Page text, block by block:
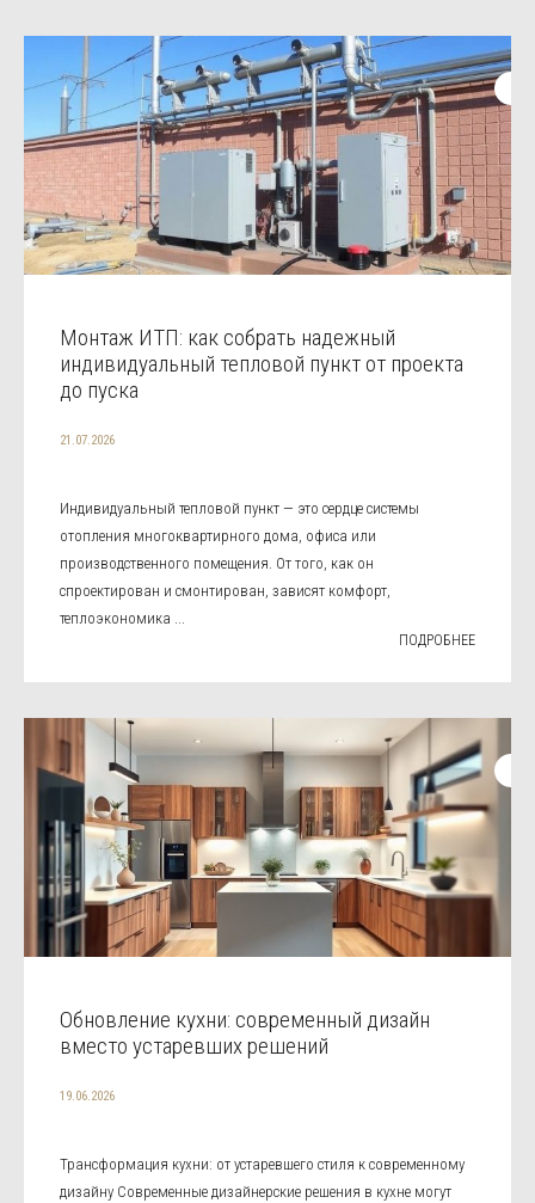
Монтаж ИТП: как собрать надежный
индивидуальный тепловой пункт от проекта
до пуска
21.07.2026
Индивидуальный тепловой пункт — это сердце системы
отопления многоквартирного дома, офиса или
производственного помещения. От того, как он
спроектирован и смонтирован, зависят комфорт,
теплоэкономика ...
ПОДРОБНЕЕ
Обновление кухни: современный дизайн
вместо устаревших решений
19.06.2026
Трансформация кухни: от устаревшего стиля к современному
дизайну Современные дизайнерские решения в кухне могут